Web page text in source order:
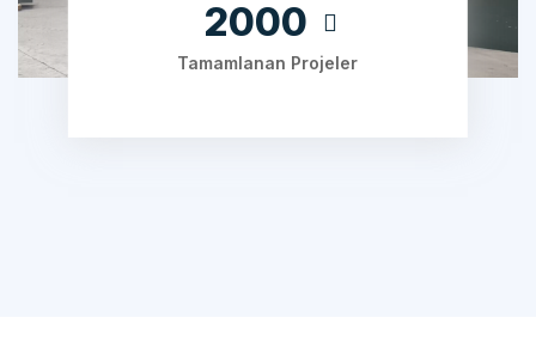
Tamamlanan Projeler